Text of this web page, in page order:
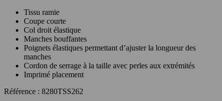
Tissu ramie
Coupe courte
Col droit élastique
Manches bouffantes
Poignets élastiques permettant d’ajuster la longueur des
manches
Cordon de serrage à la taille avec perles aux extrémités
Imprimé placement
Référence : 8280TSS262